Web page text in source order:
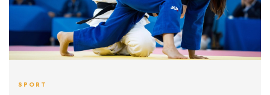
SPORT